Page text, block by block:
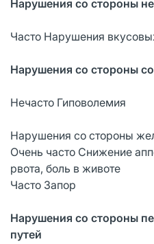
Нарушения со стороны
Часто Нарушения
Нарушения со стороны
Нечасто Гиповолемия
Нарушения со стороны
Очень часто Снижение
рвота, боль в животе
Часто Запор
Нарушения со стороны
путей